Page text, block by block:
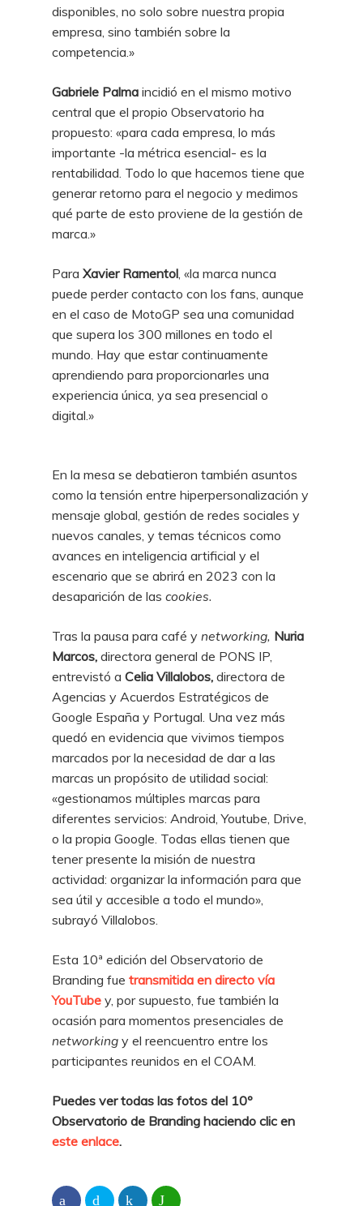
disponibles, no solo sobre nuestra propia
empresa, sino también sobre la
competencia.»
Gabriele Palma incidió en el mismo motivo
central que el propio Observatorio ha
propuesto: «para cada empresa, lo más
importante -la métrica esencial- es la
rentabilidad. Todo lo que hacemos tiene que
generar retorno para el negocio y medimos
qué parte de esto proviene de la gestión de
marca.»
Para Xavier Ramentol , «la marca nunca
puede perder contacto con los fans, aunque
en el caso de MotoGP sea una comunidad
que supera los 300 millones en todo el
mundo. Hay que estar continuamente
aprendiendo para proporcionarles una
experiencia única, ya sea presencial o
digital.»
En la mesa se debatieron también asuntos
como la tensión entre hiperpersonalización y
mensaje global, gestión de redes sociales y
nuevos canales, y temas técnicos como
avances en inteligencia artificial y el
escenario que se abrirá en 2023 con la
desaparición de las cookies.
Tras la pausa para café y networking, Nuria
Marcos, directora general de PONS IP,
entrevistó a Celia Villalobos, directora de
Agencias y Acuerdos Estratégicos de
Google España y Portugal. Una vez más
quedó en evidencia que vivimos tiempos
marcados por la necesidad de dar a las
marcas un propósito de utilidad social:
«gestionamos múltiples marcas para
diferentes servicios: Android, Youtube, Drive,
o la propia Google. Todas ellas tienen que
tener presente la misión de nuestra
actividad: organizar la información para que
sea útil y accesible a todo el mundo»,
subrayó Villalobos.
Esta 10ª edición del Observatorio de
Branding fue transmitida en directo vía
YouTube y, por supuesto, fue también la
ocasión para momentos presenciales de
networking y el reencuentro entre los
participantes reunidos en el COAM.
Puedes ver todas las fotos del 10º
Observatorio de Branding haciendo clic en
este enlace.